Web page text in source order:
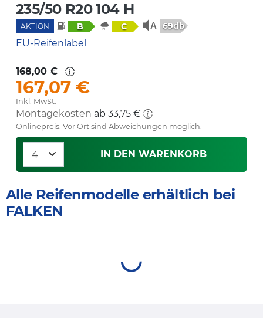
235/50 R20 104 H
AKTION B C 69db
EU-Reifenlabel
168,00 €
167,07 €
Inkl. MwSt.
Montagekosten ab 33,75 €
Onlinepreis. Vor Ort sind Abweichungen möglich.
IN DEN WARENKORB
Alle Reifenmodelle erhältlich bei
FALKEN